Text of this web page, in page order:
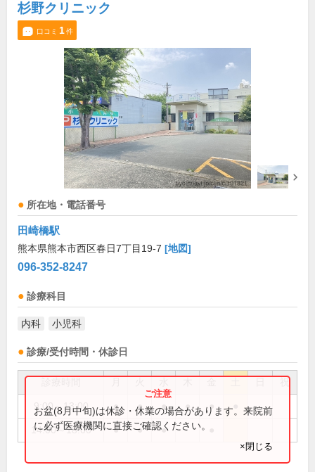
杉野クリニック
口コミ 1件
所在地・電話番号
田崎橋駅
熊本県熊本市西区春日7丁目19-7 [地図]
096-352-8247
診療科目
内科 小児科
診療/受付時間・休診日
祝
9:00～13:00 ● ● ● ● ●
14:00～18:00 ● ● ●
お盆(8月中旬)は休診・休業の場合があります。来院前
に必ず医療機関に直接ご確認ください。
×閉じる